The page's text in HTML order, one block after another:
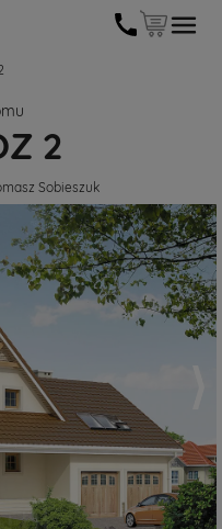
2
Sobieszuk